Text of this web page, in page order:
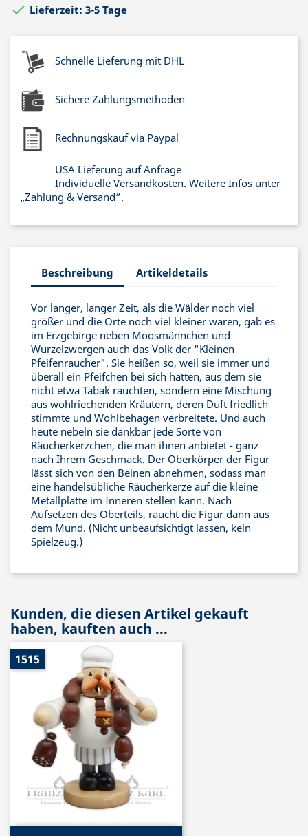
 Lieferzeit: 3-5 Tage
Schnelle Lieferung mit DHL
Sichere Zahlungsmethoden
Rechnungskauf via Paypal
USA Lieferung auf Anfrage
Individuelle Versandkosten. Weitere Infos unter
„Zahlung & Versand“.
Beschreibung Artikeldetails
Vor langer, langer Zeit, als die Wälder noch viel
größer und die Orte noch viel kleiner waren, gab es
im Erzgebirge neben Moosmännchen und
Wurzelzwergen auch das Volk der "Kleinen
Pfeifenraucher". Sie heißen so, weil sie immer und
überall ein Pfeifchen bei sich hatten, aus dem sie
nicht etwa Tabak rauchten, sondern eine Mischung
aus wohlriechenden Kräutern, deren Duft friedlich
stimmte und Wohlbehagen verbreitete. Und auch
heute nebeln sie dankbar jede Sorte von
Räucherkerzchen, die man ihnen anbietet - ganz
nach Ihrem Geschmack. Der Oberkörper der Figur
lässt sich von den Beinen abnehmen, sodass man
eine handelsübliche Räucherkerze auf die kleine
Metallplatte im Inneren stellen kann. Nach
Aufsetzen des Oberteils, raucht die Figur dann aus
dem Mund. (Nicht unbeaufsichtigt lassen, kein
Spielzeug.)
Kunden, die diesen Artikel gekauft
haben, kauften auch ...
1515